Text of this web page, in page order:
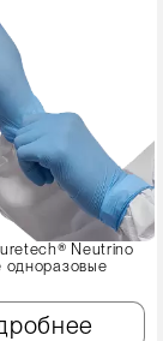
Neutrino
одноразовые